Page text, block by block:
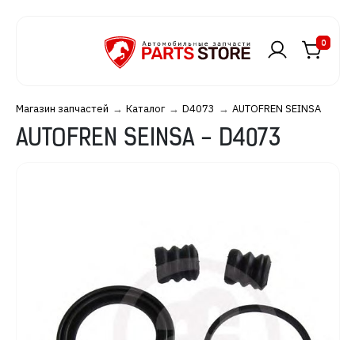
0
Магазин запчастей Каталог D4073 AUTOFREN SEINSA
AUTOFREN SEINSA - D4073